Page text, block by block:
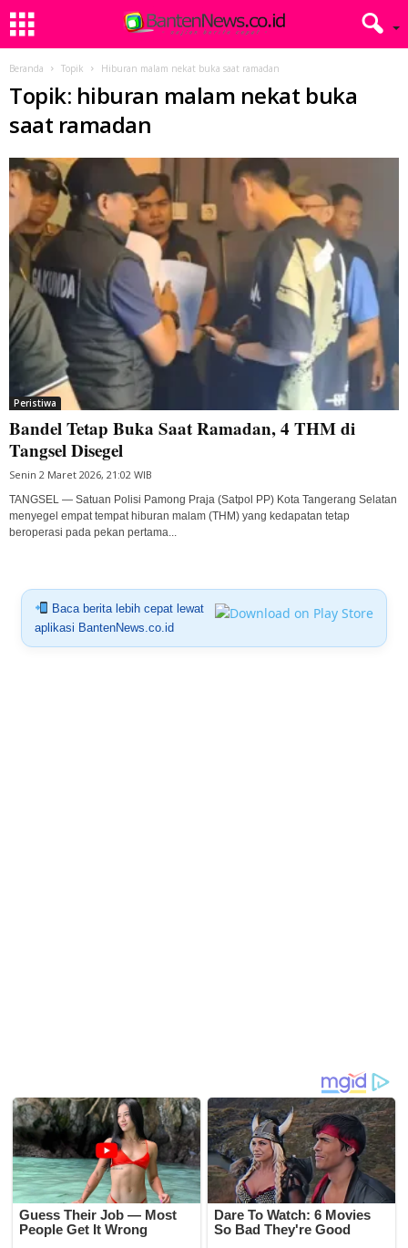
Beranda Topik Hiburan malam nekat buka saat ramadan
Topik: hiburan malam nekat buka
saat ramadan
Peristiwa
Bandel Tetap Buka Saat Ramadan, 4 THM di
Tangsel Disegel
Senin 2 Maret 2026, 21:02 WIB
TANGSEL — Satuan Polisi Pamong Praja (Satpol PP) Kota Tangerang Selatan
menyegel empat tempat hiburan malam (THM) yang kedapatan tetap
beroperasi pada pekan pertama...
Baca berita lebih cepat lewat
aplikasi BantenNews.co.id